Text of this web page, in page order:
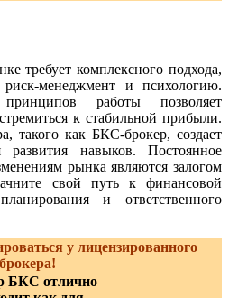
требует комплексного подхода,
менеджмент и психологию.
работы позволяет
к стабильной прибыли.
такого как БКС-брокер, создает
навыков. Постоянное
рынка являются залогом
свой путь к финансовой
и ответственного
у лицензированного
брокера!
БКС отлично